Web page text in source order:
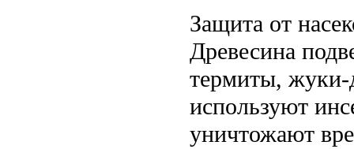
Защита от
Древесина
термиты,
используют
уничтожают